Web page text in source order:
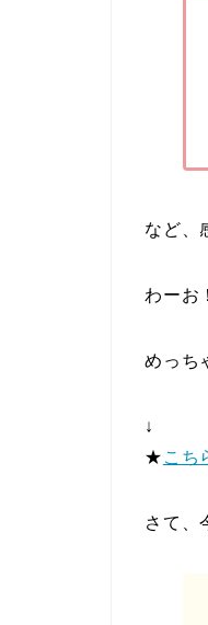
など、
わーお
めっち
↓
★ こち
さて、